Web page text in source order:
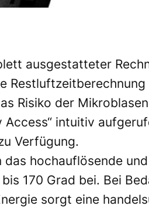
ausgestatteter
Risiko der
Access“ intuitiv
Verfügung.
hochauflösende
170 Grad bei. Bei
sorgt eine